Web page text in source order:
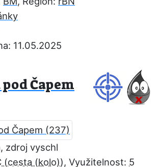
11.05.2025
Čapem
zdroj vyschl
, Využitelnost: 5